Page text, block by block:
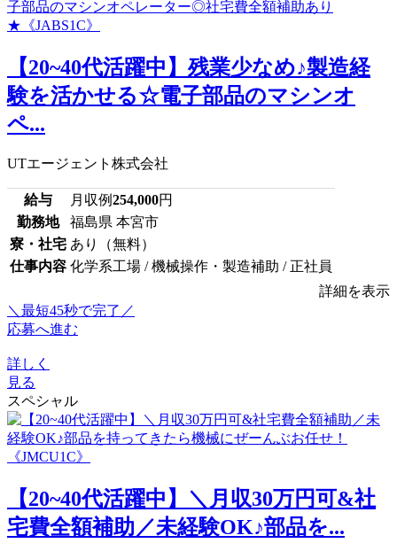
【20~40代活躍中】残業少なめ♪製造経
験を活かせる☆電子部品のマシンオ
ペ...
UTエージェント株式会社
給与 月収例254,000円
勤務地
福島県 本宮市
寮・社宅 あり（無料）
仕事内容 化学系工場 / 機械操作・製造補助 / 正社員
詳細を表示
＼最短45秒で完了／
応募へ進む
詳しく
見る
スペシャル
【20~40代活躍中】＼月収30万円可&社
宅費全額補助／未経験OK♪部品を...